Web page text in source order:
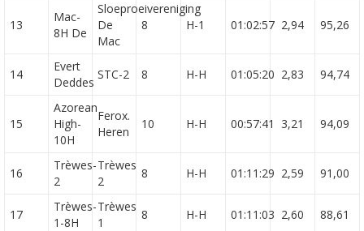
13
Mac-
8H De
Sloeproeivereniging
De
Mac
8 H-1 01:02:57 2,94 95,26
14
Evert
Deddes
STC-2 8 H-H 01:05:20 2,83 94,74
15
Azorean
High-
10H
Ferox.
Heren
10 H-H 00:57:41 3,21 94,09
16
Trèwes-
2
Trèwes
2
8 H-H 01:11:29 2,59 91,00
17
Trèwes-
1-8H
Trèwes
1
8 H-H 01:11:03 2,60 88,61